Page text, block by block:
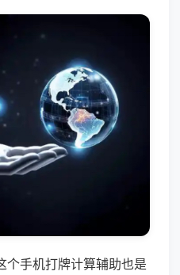
个手机打牌计算辅助也是